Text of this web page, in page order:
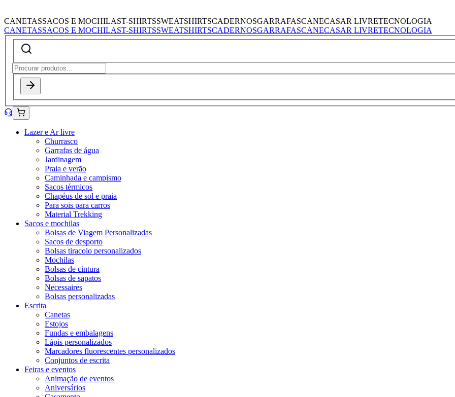
CANETASSACOS E MOCHILAST-SHIRTSSWEATSHIRTSCADERNOSGARRAFASCANECASAR LIVRETECNOLOGIA
CANETASSACOS E MOCHILAST-SHIRTSSWEATSHIRTSCADERNOSGARRAFASCANECASAR LIVRETECNOLOGIA
Lazer e Ar livre
Churrasco
Garrafas de água
Jardinagem
Praia e verão
Caminhada e campismo
Sacos térmicos
Chapéus de sol e praia
Para sois para carros
Material Trekking
Sacos e mochilas
Bolsas de Viagem Personalizadas
Sacos de desporto
Bolsas tiracolo personalizados
Mochilas
Bolsas de cintura
Bolsas de sapatos
Necessaires
Bolsas personalizadas
Escrita
Canetas
Estojos
Fundas e embalagens
Lápis personalizados
Marcadores fluorescentes personalizados
Conjuntos de escrita
Feiras e eventos
Animação de eventos
Aniversários